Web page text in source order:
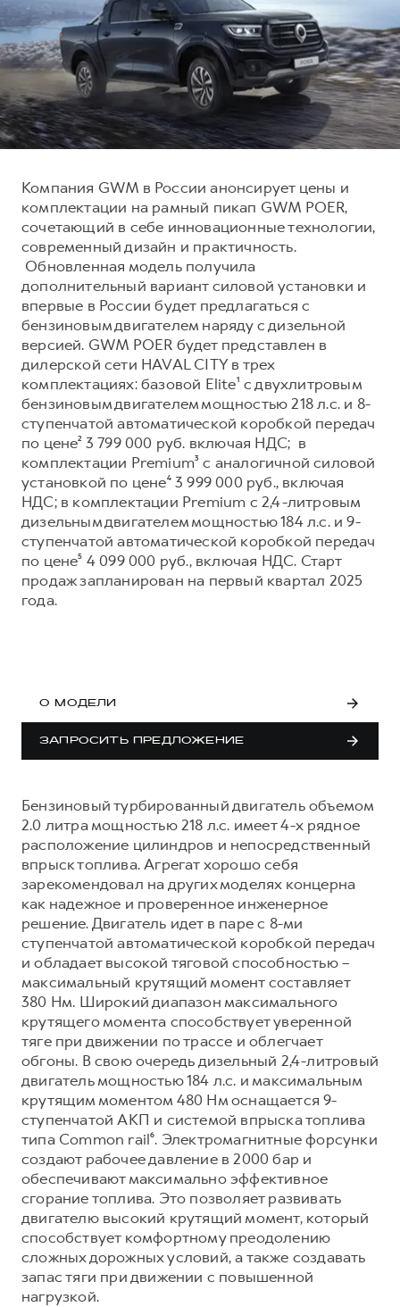
DARGO
от 3 199 000 ₽
DARGO X
от 3 499 000 ₽
F7
от 2 899 000 ₽
F7X
от 3 599 000 ₽
POER
от 3 449 000 ₽
Тест-драйв
Трейд-ин
КРЕДИТ И СТРАХОВАНИЕ
Кредитный калькулятор
Кредит
КОРПОРАТИВНЫМ КЛИЕНТАМ
Для малого бизнеса
Корпоративным клиентам
Крупным корпоративным клиентам
Система управления автопарком
Сервис для корпоративных клиентов
HAVAL Лизинг
АКСЕССУАРЫ HAVAL
Автомобильные аксессуары
Коллекция CITY
Коллекция Базовая
Коллекция Детская
СЕРВИСНОЕ ОБСЛУЖИВАНИЕ
Нулевое ТО
Программа «Помощь на дороге»
Регламенты технического обслуживания
Электронный ПТС
GWM Безопасность
Гарантия HAVAL
Мобильное приложение GWM
Программа «HAVAL Защита+»
Руководства по эксплуатации
Подписки
АКСЕССУАРЫ HAVAL
Автомобильные аксессуары
Коллекция CITY
Коллекция Базовая
Коллекция Детская
О дилере
Наша команда
Контакты
Компания GWM в России анонсирует цены и
комплектации на рамный пикап GWM POER,
сочетающий в себе инновационные технологии,
современный дизайн и практичность.
Обновленная модель получила
дополнительный вариант силовой установки и
впервые в России будет предлагаться с
бензиновым двигателем наряду с дизельной
версией. GWM POER будет представлен в
дилерской сети HAVAL CITY в трех
комплектациях: базовой Elite¹ с двухлитровым
бензиновым двигателем мощностью 218 л.с. и 8-
ступенчатой автоматической коробкой передач
по цене² 3 799 000 руб. включая НДС; в
комплектации Premium³ с аналогичной силовой
установкой по цене⁴ 3 999 000 руб., включая
НДС; в комплектации Premium с 2,4-литровым
дизельным двигателем мощностью 184 л.с. и 9-
ступенчатой автоматической коробкой передач
по цене⁵ 4 099 000 руб., включая НДС. Старт
продаж запланирован на первый квартал 2025
года.
О МОДЕЛИ
ЗАПРОСИТЬ ПРЕДЛОЖЕНИЕ
Бензиновый турбированный двигатель объемом
2.0 литра мощностью 218 л.с. имеет 4-х рядное
расположение цилиндров и непосредственный
впрыск топлива. Агрегат хорошо себя
зарекомендовал на других моделях концерна
как надежное и проверенное инженерное
решение. Двигатель идет в паре с 8-ми
ступенчатой автоматической коробкой передач
и обладает высокой тяговой способностью –
максимальный крутящий момент составляет
380 Нм. Широкий диапазон максимального
крутящего момента способствует уверенной
тяге при движении по трассе и облегчает
обгоны. В свою очередь дизельный 2,4-литровый
двигатель мощностью 184 л.с. и максимальным
крутящим моментом 480 Нм оснащается 9-
ступенчатой АКП и системой впрыска топлива
типа Common rail⁶. Электромагнитные форсунки
создают рабочее давление в 2000 бар и
обеспечивают максимально эффективное
сгорание топлива. Это позволяет развивать
двигателю высокий крутящий момент, который
способствует комфортному преодолению
сложных дорожных условий, а также создавать
запас тяги при движении с повышенной
нагрузкой.